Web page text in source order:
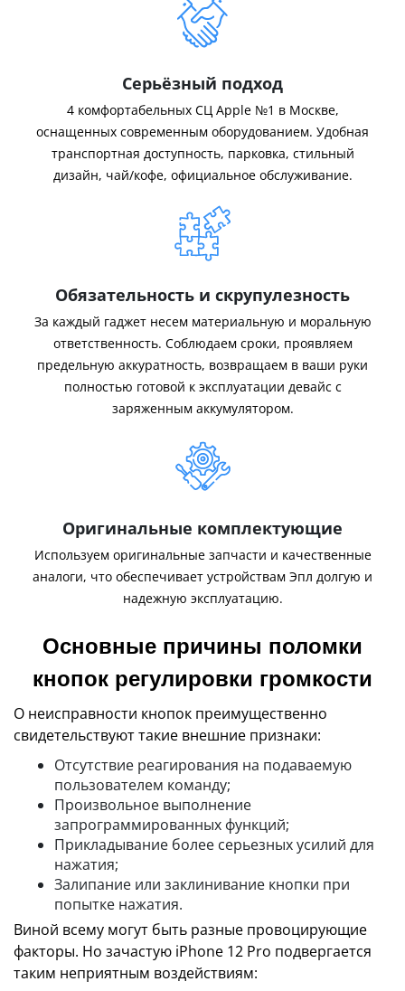
Серьёзный подход
4 комфортабельных СЦ Apple №1 в Москве,
оснащенных современным оборудованием. Удобная
транспортная доступность, парковка, стильный
дизайн, чай/кофе, официальное обслуживание.
Обязательность и скрупулезность
За каждый гаджет несем материальную и моральную
ответственность. Соблюдаем сроки, проявляем
предельную аккуратность, возвращаем в ваши руки
полностью готовой к эксплуатации девайс с
заряженным аккумулятором.
Оригинальные комплектующие
Используем оригинальные запчасти и качественные
аналоги, что обеспечивает устройствам Эпл долгую и
надежную эксплуатацию.
Основные причины поломки
кнопок регулировки громкости
О неисправности кнопок преимущественно
свидетельствуют такие внешние признаки:
Отсутствие реагирования на подаваемую
пользователем команду;
Произвольное выполнение
запрограммированных функций;
Прикладывание более серьезных усилий для
нажатия;
Залипание или заклинивание кнопки при
попытке нажатия.
Виной всему могут быть разные провоцирующие
факторы. Но зачастую iPhone 12 Pro подвергается
таким неприятным воздействиям: